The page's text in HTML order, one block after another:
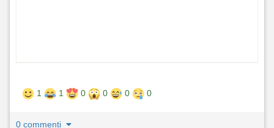
1 1 0 0 0 0
0 commenti